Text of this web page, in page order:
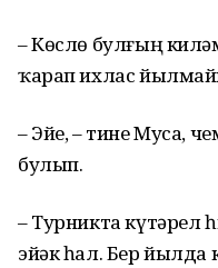
– Көслө булғың
ҡарап ихлас
– Эйе, – тине Муса,
булып.
– Турникта күтәрел
эйәк һал. Бер йылда